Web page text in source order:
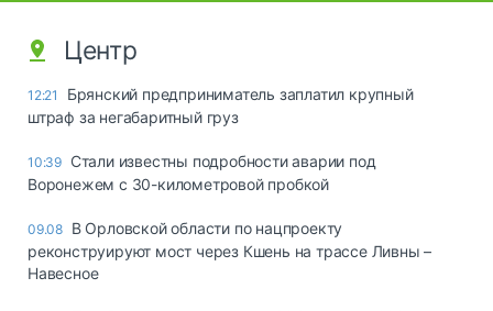
Центр
12:21
Брянский предприниматель заплатил крупный
штраф за негабаритный груз
10:39 Стали известны подробности аварии под
Воронежем с 30-километровой пробкой
09.08 В Орловской области по нацпроекту
реконструируют мост через Кшень на трассе Ливны –
Навесное